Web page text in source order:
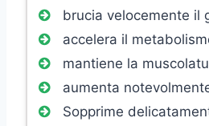
brucia velocemente il
accelera il
mantiene la
aumenta
Sopprime